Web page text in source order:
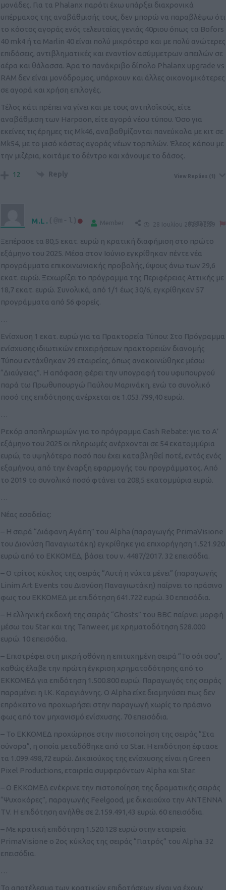
μονάδες. Για τα Phalanx παρότι έχω υπάρξει διαχρονικά
υπέρμαχος της αναβάθμισής τους, δεν μπορώ να παραβλέψω ότι
το κόστος αγοράς ενός τελευταίας γενιάς 40ριου όπως τα Bofors
40 mk4 ή τα Marlin 40 είναι πολύ μικρότερο και με πολύ ανώτερες
επιδόσεις, αντιβληματικές και εναντίον ασύμμετρων απειλών σε
αέρα και θάλασσα. Άρα το πανάκριβο δίπολο Phalanx upgrade vs
RAM δεν είναι μονόδρομος, υπάρχουν και άλλες οικονομικότερες
σε αγορά και χρήση επιλογές.
Τέλος κάτι πρέπει να γίνει και με τους αντπλοϊκούς, είτε
αναβάθμιση των Harpoon, είτε αγορά νέου τύπου. Όσο για
εκείνες τις έρημες τις Mk46, αναβαθμίζονται πανεύκολα με κιτ σε
Mk54, με το μισό κόστος αγοράς νέων τορπιλών. Έλεος κάπου με
την μιζέρια, κοιτάμε το δέντρο και χάνουμε το δάσος.
12 Reply View Replies (1)
M.L. (@m-l) Member 28 Ιουλίου 2025 02:59
#683793
Ξεπέρασε τα 80,5 εκατ. ευρώ η κρατική διαφήμιση στο πρώτο
εξάμηνο του 2025. Μέσα στον Ιούνιο εγκρίθηκαν πέντε νέα
προγράμματα επικοινωνιακής προβολής, ύψους άνω των 29,6
εκατ. ευρώ. Ξεχωρίζει το πρόγραμμα της Περιφέρειας Αττικής με
18,7 εκατ. ευρώ. Συνολικά, από 1/1 έως 30/6, εγκρίθηκαν 57
προγράμματα από 56 φορείς.
…
Ενίσχυση 1 εκατ. ευρώ για τα Πρακτορεία Τύπου: Στο Πρόγραμμα
ενίσχυσης ιδιωτικών επιχειρήσεων πρακτορειών διανομής
Τύπου εντάχθηκαν 29 εταιρείες, όπως ανακοινώθηκε μέσω
“Διαύγειας”. Η απόφαση φέρει την υπογραφή του υφυπουργού
παρά τω Πρωθυπουργώ Παύλου Μαρινάκη, ενώ το συνολικό
ποσό της επιδότησης ανέρχεται σε 1.053.799,40 ευρώ.
…
Ρεκόρ αποπληρωμών για το πρόγραμμα Cash Rebate: για το Α’
εξάμηνο του 2025 οι πληρωμές ανέρχονται σε 54 εκατομμύρια
ευρώ, το υψηλότερο ποσό που έχει καταβληθεί ποτέ, εντός ενός
εξαμήνου, από την έναρξη εφαρμογής του προγράμματος. Από
το 2019 το συνολικό ποσό φτάνει τα 208,5 εκατομμύρια ευρώ.
…
Νέας εσοδείας:
– Η σειρά “Διάφανη Αγάπη” του Alpha (παραγωγής PrimaVisione
του Διονύση Παναγιωτάκη) εγκρίθηκε για επιχορήγηση 1.521.920
ευρώ από το ΕΚΚΟΜΕΔ, βάσει του ν. 4487/2017. 32 επεισόδια.
– Ο τρίτος κύκλος της σειράς “Αυτή η νύχτα μένει” (παραγωγής
Linim Art Events του Διονύση Παναγιωτάκη) παίρνει το πράσινο
φως του ΕΚΚΟΜΕΔ με επιδότηση 641.722 ευρώ. 30 επεισόδια.
– Η ελληνική εκδοχή της σειράς “Ghosts” του BBC παίρνει μορφή
μέσω του Star και της Tanweer, με χρηματοδότηση 528.000
ευρώ. 10 επεισόδια.
– Επιστρέφει στη μικρή οθόνη η επιτυχημένη σειρά “Το σόι σου”,
καθώς έλαβε την πρώτη έγκριση χρηματοδότησης από το
ΕΚΚΟΜΕΔ για επιδότηση 1.500.800 ευρώ. Παραγωγός της σειράς
παραμένει η Ι.Κ. Καραγιάννης. Ο Alpha είχε διαμηνύσει πως δεν
επρόκειτο να προχωρήσει στην παραγωγή χωρίς το πράσινο
φως από τον μηχανισμό ενίσχυσης. 70 επεισόδια.
– Το ΕΚΚΟΜΕΔ προχώρησε στην πιστοποίηση της σειράς “Στα
σύνορα”, η οποία μεταδόθηκε από το Star. Η επιδότηση έφτασε
τα 1.099.498,72 ευρώ. Δικαιούχος της ενίσχυσης είναι η Green
Pixel Productions, εταιρεία συμφερόντων Alpha και Star.
– Ο ΕΚΚΟΜΕΔ ενέκρινε την πιστοποίηση της δραματικής σειράς
“Ψυχοκόρες”, παραγωγής Feelgood, με δικαιούχο την ΑΝΤΕΝΝΑ
TV. Η επιδότηση ανήλθε σε 2.159.491,43 ευρώ. 60 επεισόδια.
– Με κρατική επιδότηση 1.520.128 ευρώ στην εταιρεία
PrimaVisione ο 2ος κύκλος της σειράς “Γιατρός” του Alpha. 32
επεισόδια.
…
Το αποτέλεσμα των κρατικών επιδοτήσεων είναι να έχουν